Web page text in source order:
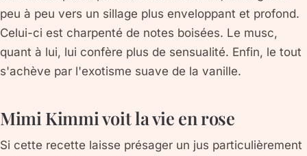
peu à peu vers un sillage plus enveloppant et profond.
Celui-ci est charpenté de notes boisées. Le musc,
quant à lui, lui confère plus de sensualité. Enfin, le tout
s'achève par l'exotisme suave de la vanille.
Mimi Kimmi voit la vie en rose
Si cette recette laisse présager un jus particulièrement